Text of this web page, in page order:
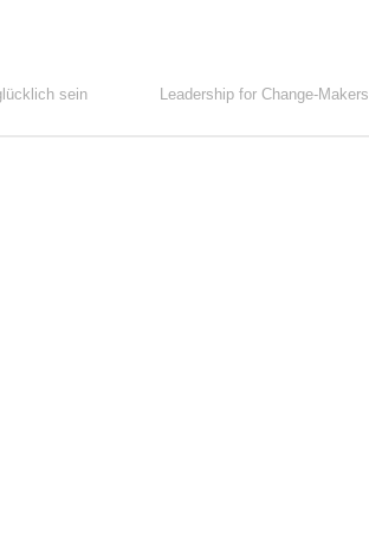
sein Leadership for Change-Makers